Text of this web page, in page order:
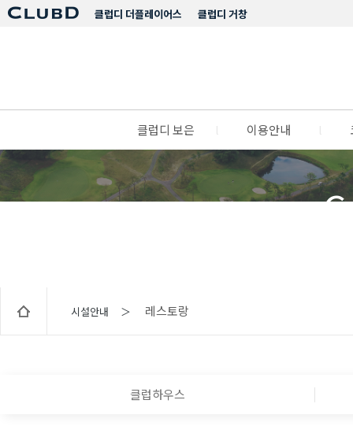
클럽디 거창
클럽디 더플레이어스
클럽디 보은 이용안내
시설안내 ＞ 레스토랑
클럽하우스